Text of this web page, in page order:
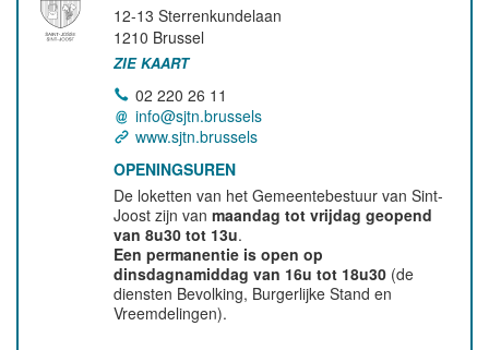
12-13 Sterrenkundelaan
1210 Brussel
ZIE KAART
02 220 26 11
info@sjtn.brussels
www.sjtn.brussels
OPENINGSUREN
De loketten van het Gemeentebestuur van Sint-
Joost zijn vanmaandag tot vrijdag geopend
van 8u30 tot 13u.
Een permanentie is open op
dinsdagnamiddag van 16u tot 18u30 (de
diensten Bevolking, Burgerlijke Stand en
Vreemdelingen).